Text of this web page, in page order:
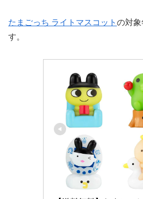
たまごっち ライトマスコット の対
す。